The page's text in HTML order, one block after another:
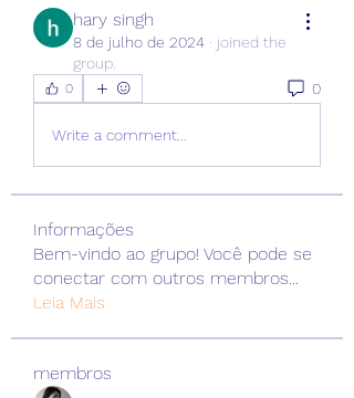
hary singh
8 de julho de 2024 · joined the
group.
0 0
Write a comment...
Informações
Bem-vindo ao grupo! Você pode se
conectar com outros membros...
Leia Mais
membros